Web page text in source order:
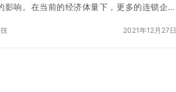
影响。在当前的经济体量下，更多的连锁企业
商业发展…
2021年12月27日